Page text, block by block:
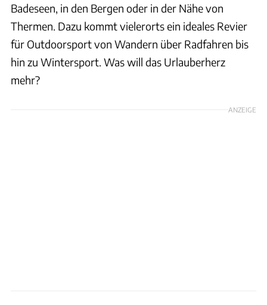
Badeseen, in den Bergen oder in der Nähe von
Thermen. Dazu kommt vielerorts ein ideales Revier
für Outdoorsport von Wandern über Radfahren bis
hin zu Wintersport. Was will das Urlauberherz
mehr?
ANZEIGE